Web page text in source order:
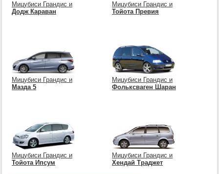
Мицубиси Грандис и
Додж Караван
Мицубиси Грандис и
Тойота Превия
Мицубиси Грандис и
Мазда 5
Мицубиси Грандис и
Фольксваген Шаран
Мицубиси Грандис и
Тойота Ипсум
Мицубиси Грандис и
Хендай Траджет